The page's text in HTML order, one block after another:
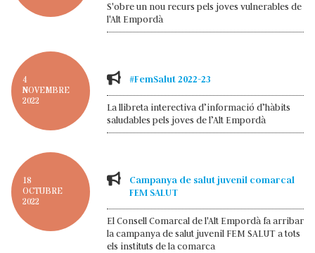
S'obre un nou recurs pels joves vulnerables de
l'Alt Empordà
4
NOVEMBRE
2022
#FemSalut 2022-23
La llibreta interectiva d’informació d’hàbits
saludables pels joves de l’Alt Empordà
18
OCTUBRE
2022
Campanya de salut juvenil comarcal
FEM SALUT
El Consell Comarcal de l'Alt Empordà fa arribar
la campanya de salut juvenil FEM SALUT a tots
els instituts de la comarca